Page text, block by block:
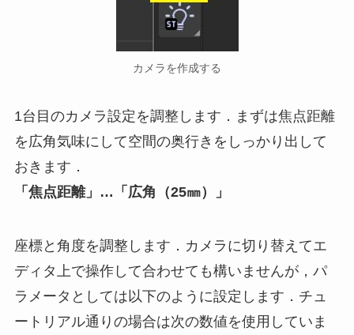
カメラを作成する
1台目のカメラ設定を調整します．まずは焦点距離
を広角気味にして空間の奥行きをしっかり出して
おきます．
「焦点距離」…「広角（25㎜）」
座標と角度を調整します．カメラに切り替えてエ
ディタ上で操作して合わせても構いませんが，パ
ラメータとしては以下のように設定します．チュ
ートリアル通りの場合は次の数値を使用していま